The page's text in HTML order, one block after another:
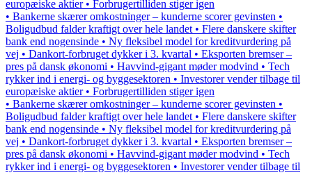
europæiske aktier • Forbrugertilliden stiger igen
• Bankerne skærer omkostninger – kunderne scorer gevinsten •
Boligudbud falder kraftigt over hele landet • Flere danskere skifter
bank end nogensinde • Ny fleksibel model for kreditvurdering på
vej • Dankort-forbruget dykker i 3. kvartal • Eksporten bremser –
pres på dansk økonomi • Havvind-gigant møder modvind • Tech
rykker ind i energi- og byggesektoren • Investorer vender tilbage til
europæiske aktier • Forbrugertilliden stiger igen
• Bankerne skærer omkostninger – kunderne scorer gevinsten •
Boligudbud falder kraftigt over hele landet • Flere danskere skifter
bank end nogensinde • Ny fleksibel model for kreditvurdering på
vej • Dankort-forbruget dykker i 3. kvartal • Eksporten bremser –
pres på dansk økonomi • Havvind-gigant møder modvind • Tech
rykker ind i energi- og byggesektoren • Investorer vender tilbage til